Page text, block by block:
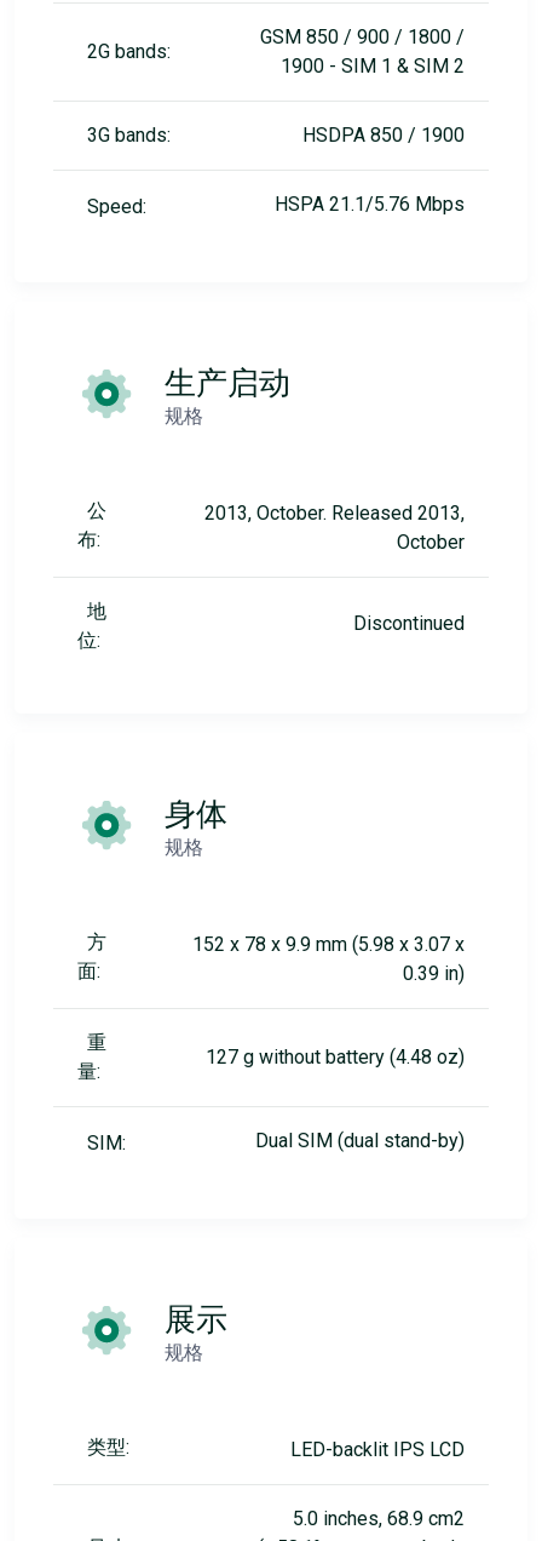
2G bands:
GSM 850 / 900 / 1800 /
1900 - SIM 1 & SIM 2
3G bands: HSDPA 850 / 1900
Speed: HSPA 21.1/5.76 Mbps
生产启动
规格
公
布:
2013, October. Released 2013,
October
地
位:
Discontinued
身体
规格
方
面:
152 x 78 x 9.9 mm (5.98 x 3.07 x
0.39 in)
重
量:
127 g without battery (4.48 oz)
SIM: Dual SIM (dual stand-by)
展示
规格
类型: LED-backlit IPS LCD
5.0 inches, 68.9 cm2